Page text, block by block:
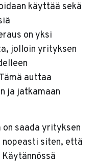
käyttää sekä
on yksi
jolloin yrityksen
auttaa
ja jatkamaan
saada yrityksen
nopeasti siten, että